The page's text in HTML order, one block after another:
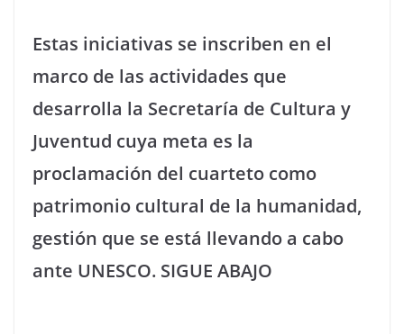
Estas iniciativas se inscriben en el
marco de las actividades que
desarrolla la Secretaría de Cultura y
Juventud cuya meta es la
proclamación del cuarteto como
patrimonio cultural de la humanidad,
gestión que se está llevando a cabo
ante UNESCO. SIGUE ABAJO